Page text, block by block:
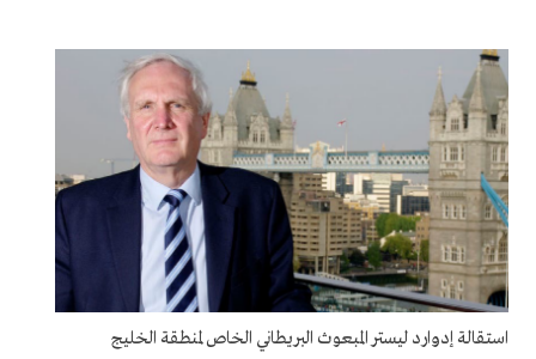
استقالة إدوارد ليستر المبعوث البريطاني الخاص لمنطقة الخليج